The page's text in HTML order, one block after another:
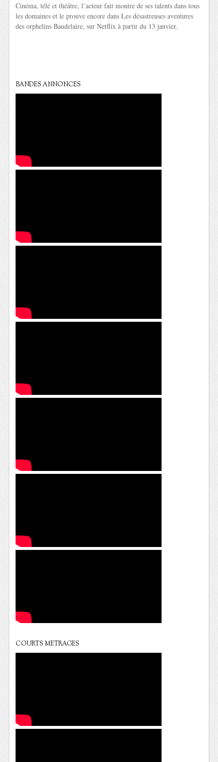
Cinéma, télé et théâtre, l’acteur fait montre de ses talents dans tous
les domaines et le prouve encore dans Les désastreuses aventures
des orphelins Baudelaire, sur Netflix à partir du 13 janvier.
BANDES ANNONCES
COURTS METRAGES